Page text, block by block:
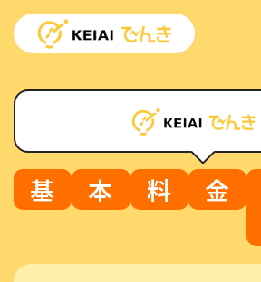
基 本 料 金